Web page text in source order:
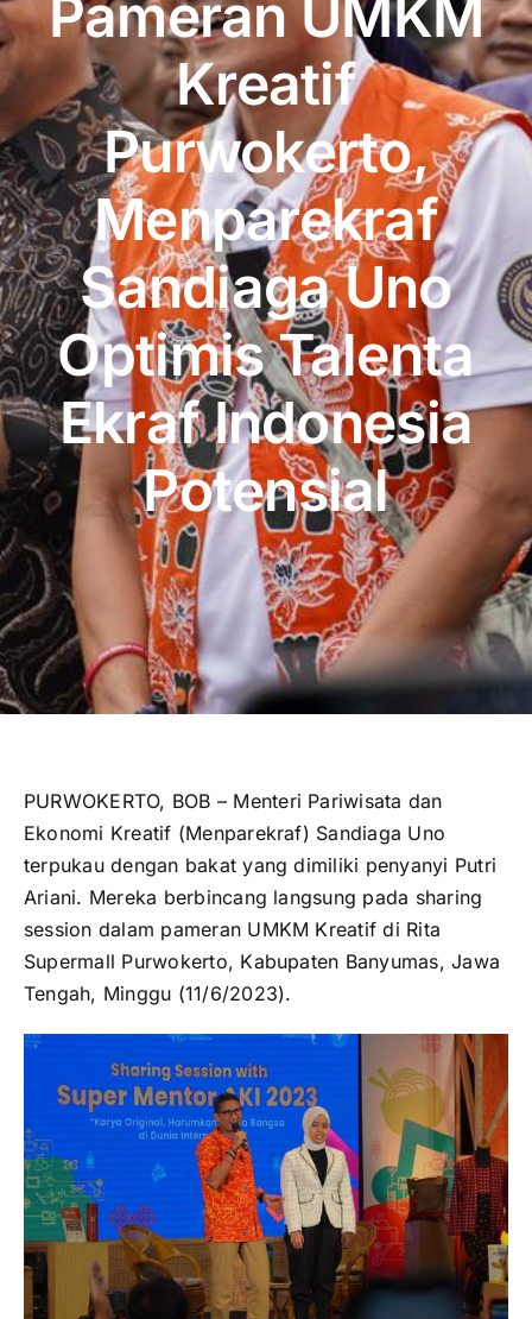
Publikasi
Peta Wisata
BLU
Pameran UMKM
Kreatif
Purwokerto,
Menparekraf
Sandiaga Uno
Optimis Talenta
Ekraf Indonesia
Potensial
PURWOKERTO, BOB – Menteri Pariwisata dan
Ekonomi Kreatif (Menparekraf) Sandiaga Uno
terpukau dengan bakat yang dimiliki penyanyi Putri
Ariani. Mereka berbincang langsung pada sharing
session dalam pameran UMKM Kreatif di Rita
Supermall Purwokerto, Kabupaten Banyumas, Jawa
Tengah, Minggu (11/6/2023).